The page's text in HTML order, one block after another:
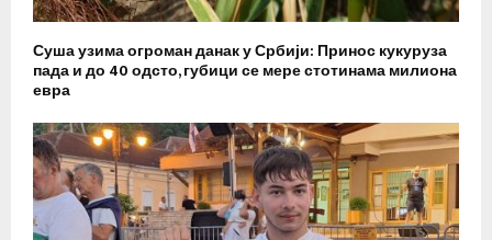
Суша узима огроман данак у Србији: Принос кукуруза
пада и до 40 одсто, губици се мере стотинама милиона
евра